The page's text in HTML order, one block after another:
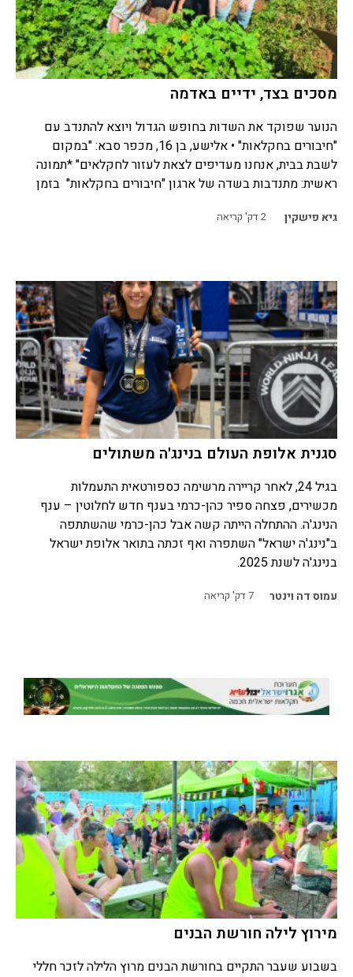
מסכים בצד, ידיים באדמה
הנוער שפוקד את השדות בחופש הגדול ויוצא להתנדב עם
"חיבורים בחקלאות" • אלישע, בן 16, מכפר סבא: "במקום
לשבת בבית, אנחנו מעדיפים לצאת לעזור לחקלאים" *תמונה
ראשית: מתנדבות בשדה של ארגון "חיבורים בחקלאות" בזמן
גיא פישקין 2דק' קריאה
סגנית אלופת העולם בנינג'ה משתולים
בגיל 24, לאחר קריירה מרשימה כספורטאית התעמלות
מכשירים, פצחה ספיר כהן-כרמי בענף חדש לחלוטין – ענף
הנינג'ה. ההתחלה הייתה קשה אבל כהן-כרמי שהשתתפה
ב"נינג'ה ישראל" השתפרה ואף זכתה בתואר אלופת ישראל
בנינג'ה לשנת 2025.
עמוס דה וינטר 7דק' קריאה
מירוץ לילה חורשת הבנים
בשבוע שעבר התקיים בחורשת הבנים מרוץ הלילה לזכר חללי